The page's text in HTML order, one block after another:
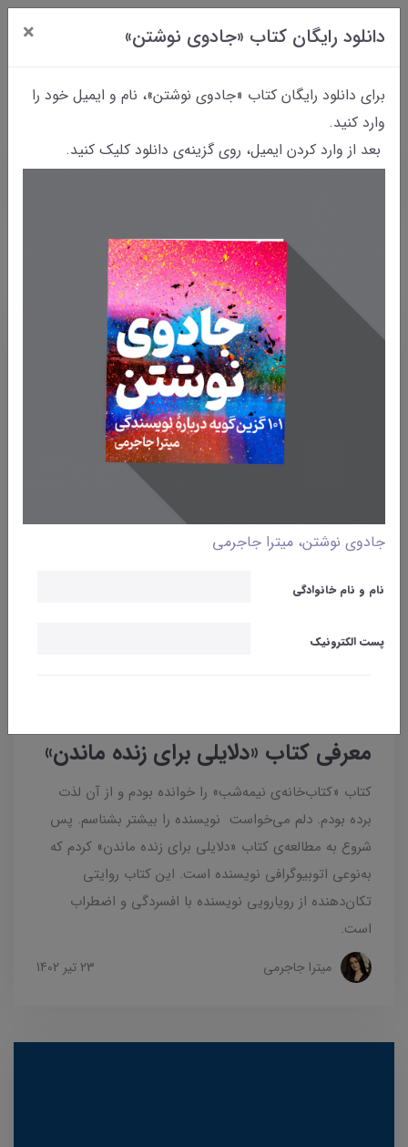
دانلود رایگان کتاب «جادوی نوشتن» ×
برای دانلود رایگان کتاب «جادوی نوشتن»، نام و ایمیل خود را
وارد کنید.
بعد از وارد کردن ایمیل، روی گزینه‌ی دانلود کلیک کنید.
جادوی نوشتن، میترا جاجرمی
نام و نام خانوادگی
پست الکترونیک
وبلاگ
معرفی کتاب «دلایلی برای زنده ماندن»
کتاب «کتاب‌خانه‌ی نیمه‌شب» را خوانده بودم و از آن لذت
برده بودم. دلم می‌خواست نویسنده‌ را بیشتر بشناسم. پس
شروع به مطالعه‌ی کتاب «دلایلی برای زنده ماندن» کردم که
به‌نوعی اتوبیوگرافی نویسنده است. این کتاب روایتی
تکان‌دهنده از رویارویی نویسنده با افسردگی و اضطراب
است.
میترا جاجرمی 23 تير 1402